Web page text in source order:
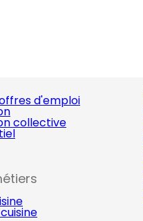
d'emploi
collective